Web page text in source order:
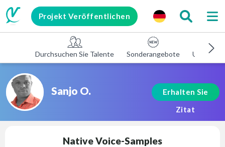
Projekt Veröffentlichen
Durchsuchen Sie Talente Sonderangebote
Sanjo O.
Erhalten Sie
Zitat
Native Voice-Samples